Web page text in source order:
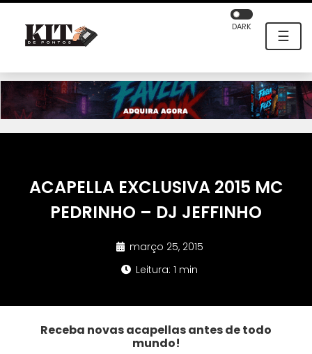
☰
DARK
ACAPELLA EXCLUSIVA 2015 MC
PEDRINHO – DJ JEFFINHO
março 25, 2015
Leitura: 1 min
Receba novas acapellas antes de todo
mundo!